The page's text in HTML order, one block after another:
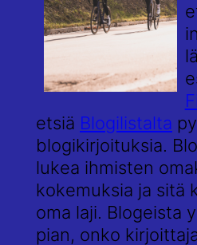
etsiä Blogilistalta
blogikirjoituksia.
lukea ihmisten
kokemuksia ja sitä
oma laji. Blogeista
pian, onko